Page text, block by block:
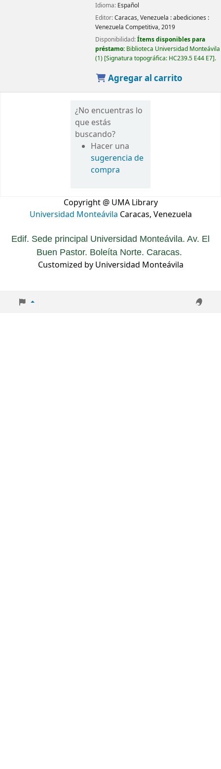
Idioma: Español
Editor:Caracas, Venezuela :abediciones :
Venezuela Competitiva,2019
Disponibilidad:Ítems disponibles para
préstamo: Biblioteca Universidad Monteávila
(1) Signatura topográfica: HC239.5 E44 E7 .
Agregar al carrito
¿No encuentras lo
que estás
buscando?
Hacer una
sugerencia de
compra
Copyright @ UMA Library
Universidad Monteávila Caracas, Venezuela
Edif. Sede principal Universidad Monteávila. Av. El
Buen Pastor. Boleíta Norte. Caracas.
Customized by Universidad Monteávila